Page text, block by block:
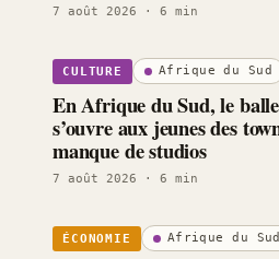
7 août 2026 · 6 min
CULTURE Afrique du Sud
En Afrique du Sud, le
s’ouvre aux jeunes des
manque de studios
7 août 2026 · 6 min
ÉCONOMIE Afrique du Sud